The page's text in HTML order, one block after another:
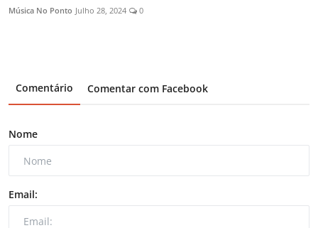
Música No Ponto Julho 28, 2024 0
Comentário Comentar com Facebook
Nome
Email: